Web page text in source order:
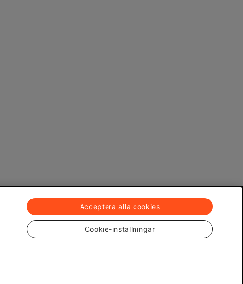
Acceptera alla cookies
Cookie-inställningar